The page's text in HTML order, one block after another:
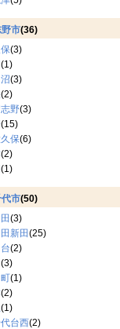
市(36)
(3)
(1)
(3)
(2)
野(3)
(15)
保(6)
(2)
(1)
代市(50)
(3)
新田(25)
(2)
(3)
(1)
(2)
(1)
台西(2)